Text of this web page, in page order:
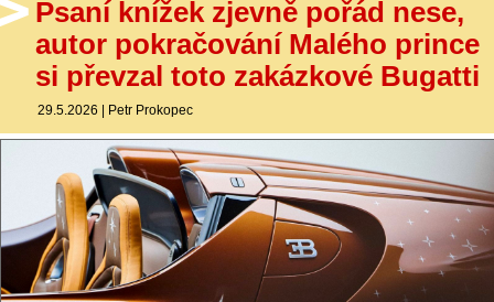
Psaní knížek zjevně pořád nese,
autor pokračování Malého prince
si převzal toto zakázkové Bugatti
29.5.2026 | Petr Prokopec